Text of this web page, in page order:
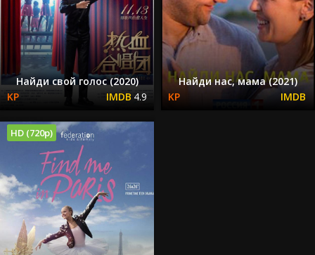
Найди свой голос (2020)
4.9
Найди нас, мама (2021)
HD (720p)